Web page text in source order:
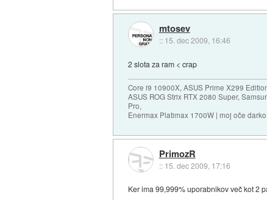
mtosev
:: 15. dec 2009, 16:46
2 slota za ram < crap
Core i9 10900X, ASUS Prime X299
ASUS ROG Strix RTX 2080 Super,
Pro,
Enermax Platimax 1700W | moj oče
PrimozR
:: 15. dec 2009, 17:16
Ker ima 99,999% uporabnikov več kot 2